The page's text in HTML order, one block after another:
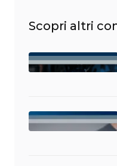
Scopri altri